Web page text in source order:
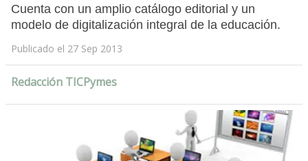
Cuenta con un amplio catálogo editorial y un
modelo de digitalización integral de la educación.
Publicado el 27 Sep 2013
Redacción TICPymes